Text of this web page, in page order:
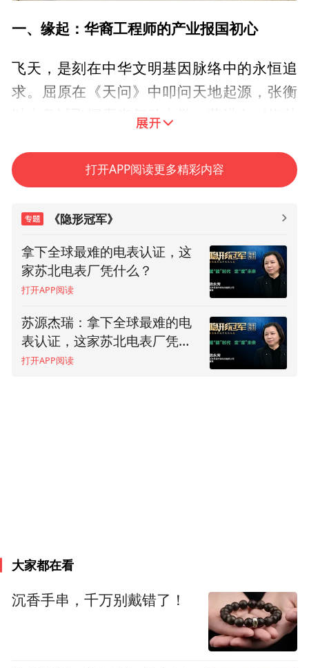
一、缘起：华裔工程师的产业报国初心
飞天，是刻在中华文明基因脉络中的永恒追
求。屈原在《天问》中叩问天地起源，张衡
以木鸟试飞探索空气动力学，葛洪在《抱朴
织的尝试，构成了中国最早的“航天启蒙”。
然而，在现代航空工业领域，中国却是个不
折不扣的后发者。
飞行模拟器是一种模仿航空器执行飞行任务
时的飞机状态、飞行环境和飞行条件的高精
度模拟装备，属于十分复杂、精密的高端装
备。1929年美国的爱德华·林克设计出世界上
第一台机械式飞行模拟器。在此后的近百年
发展历程中，飞行模拟器经历了机械式、电
这种差距，刺痛了一位华裔工程师的心。20
世纪90年代，深耕计算机软件领域的谷增
伟，在加拿大一家顶尖飞行模拟机企业任职
打开APP阅读更多精彩内容
《隐形冠军》
拿下全球最难的电表认证，这
家苏北电表厂凭什么？
打开APP阅读
苏源杰瑞：拿下全球最难的电
表认证，这家苏北电表厂凭什
么？(上）
打开APP阅读
大家都在看
沉香手串，千万别戴错了！